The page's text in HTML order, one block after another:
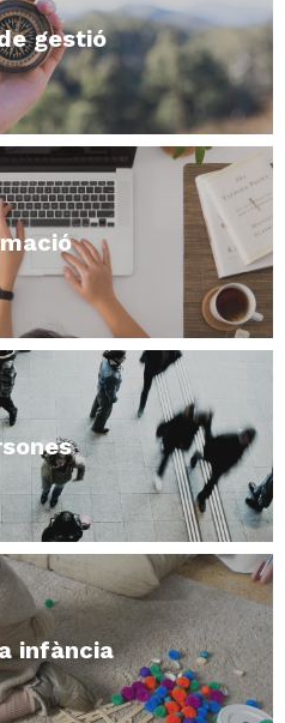
gestió
infància